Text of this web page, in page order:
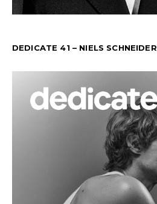
DEDICATE 41 – NIELS SCHNEIDER